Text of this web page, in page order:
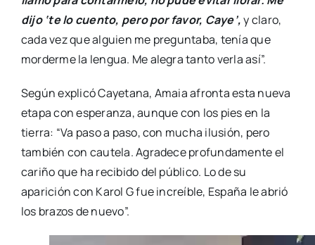
dijo ‘te lo cuento, pero por favor, Caye’,y claro,
cada vez que alguien me preguntaba, tenía que
morderme la lengua. Me alegra tanto verla así”.
Según explicó Cayetana, Amaia afronta esta nueva
etapa con esperanza, aunque con los pies en la
tierra: “Va paso a paso, con mucha ilusión, pero
también con cautela. Agradece profundamente el
cariño que ha recibido del público. Lo de su
aparición con Karol G fue increíble, España le abrió
los brazos de nuevo”.